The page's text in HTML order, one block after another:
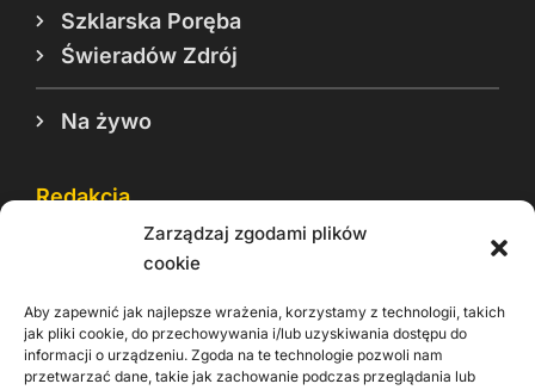
Zarządzaj zgodami plików
cookie
Aby zapewnić jak najlepsze wrażenia, korzystamy z technologii, takich
jak pliki cookie, do przechowywania i/lub uzyskiwania dostępu do
informacji o urządzeniu. Zgoda na te technologie pozwoli nam
przetwarzać dane, takie jak zachowanie podczas przeglądania lub
Szklarska Poręba
Świeradów Zdrój
Na żywo
Redakcja
Reklama
Rodo
Kontakt